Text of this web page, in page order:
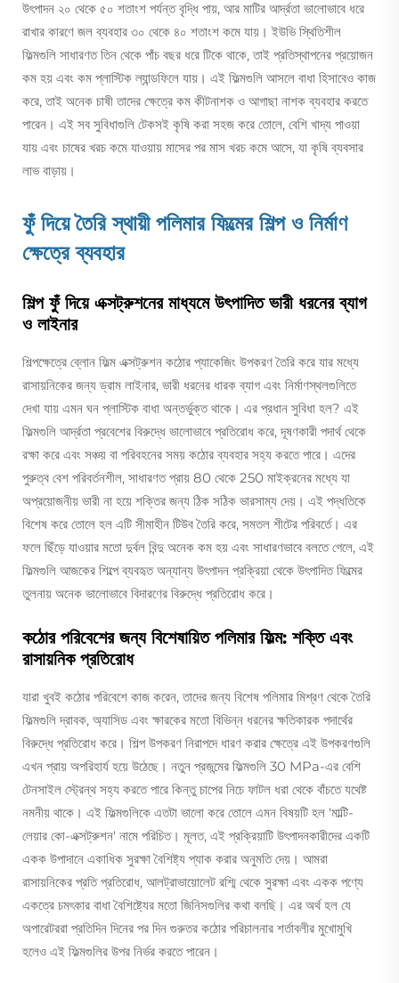
উৎপাদন ২০ থেকে ৫০ শতাংশ পর্যন্ত বৃদ্ধি পায়, আর মাটির আর্দ্রতা ভালোভাবে ধরে
রাখার কারণে জল ব্যবহার ৩০ থেকে ৪০ শতাংশ কমে যায়। ইউভি স্থিতিশীল
ফিল্মগুলি সাধারণত তিন থেকে পাঁচ বছর ধরে টিকে থাকে, তাই প্রতিস্থাপনের প্রয়োজন
কম হয় এবং কম প্লাস্টিক ল্যান্ডফিলে যায়। এই ফিল্মগুলি আসলে বাধা হিসাবেও কাজ
করে, তাই অনেক চাষী তাদের ক্ষেত্রে কম কীটনাশক ও আগাছা নাশক ব্যবহার করতে
পারেন। এই সব সুবিধাগুলি টেকসই কৃষি করা সহজ করে তোলে, বেশি খাদ্য পাওয়া
যায় এবং চাষের খরচ কমে যাওয়ায় মাসের পর মাস খরচ কমে আসে, যা কৃষি ব্যবসার
লাভ বাড়ায়।
ফুঁ দিয়ে তৈরি স্থায়ী পলিমার ফিল্মের শিল্প ও নির্মাণ
ক্ষেত্রে ব্যবহার
শিল্প ফুঁ দিয়ে এক্সট্রুশনের মাধ্যমে উৎপাদিত ভারী ধরনের ব্যাগ
ও লাইনার
শিল্পক্ষেত্রে ব্লোন ফিল্ম এক্সট্রুশন কঠোর প্যাকেজিং উপকরণ তৈরি করে যার মধ্যে
রাসায়নিকের জন্য ড্রাম লাইনার, ভারী ধরনের ধারক ব্যাগ এবং নির্মাণস্থলগুলিতে
দেখা যায় এমন ঘন প্লাস্টিক বাধা অন্তর্ভুক্ত থাকে। এর প্রধান সুবিধা হল? এই
ফিল্মগুলি আর্দ্রতা প্রবেশের বিরুদ্ধে ভালোভাবে প্রতিরোধ করে, দূষণকারী পদার্থ থেকে
রক্ষা করে এবং সঞ্চয় বা পরিবহনের সময় কঠোর ব্যবহার সহ্য করতে পারে। এদের
পুরুত্ব বেশ পরিবর্তনশীল, সাধারণত প্রায় 80 থেকে 250 মাইক্রনের মধ্যে যা
অপ্রয়োজনীয় ভারী না হয়ে শক্তির জন্য ঠিক সঠিক ভারসাম্য দেয়। এই পদ্ধতিকে
বিশেষ করে তোলে হল এটি সীমাহীন টিউব তৈরি করে, সমতল শীটের পরিবর্তে। এর
ফলে ছিঁড়ে যাওয়ার মতো দুর্বল বিন্দু অনেক কম হয় এবং সাধারণভাবে বলতে গেলে, এই
ফিল্মগুলি আজকের শিল্পে ব্যবহৃত অন্যান্য উৎপাদন প্রক্রিয়া থেকে উৎপাদিত ফিল্মের
তুলনায় অনেক ভালোভাবে বিদারণের বিরুদ্ধে প্রতিরোধ করে।
কঠোর পরিবেশের জন্য বিশেষায়িত পলিমার ফিল্ম: শক্তি এবং
রাসায়নিক প্রতিরোধ
যারা খুবই কঠোর পরিবেশে কাজ করেন, তাদের জন্য বিশেষ পলিমার মিশ্রণ থেকে তৈরি
ফিল্মগুলি দ্রাবক, অ্যাসিড এবং ক্ষারকের মতো বিভিন্ন ধরনের ক্ষতিকারক পদার্থের
বিরুদ্ধে প্রতিরোধ করে। শিল্প উপকরণ নিরাপদে ধারণ করার ক্ষেত্রে এই উপকরণগুলি
এখন প্রায় অপরিহার্য হয়ে উঠেছে। নতুন প্রজন্মের ফিল্মগুলি 30 MPa-এর বেশি
টেনসাইল স্ট্রেন্থ সহ্য করতে পারে কিন্তু চাপের নিচে ফাটল ধরা থেকে বাঁচতে যথেষ্ট
নমনীয় থাকে। এই ফিল্মগুলিকে এতটা ভালো করে তোলে এমন বিষয়টি হল 'মাল্টি-
লেয়ার কো-এক্সট্রুশন' নামে পরিচিত। মূলত, এই প্রক্রিয়াটি উৎপাদনকারীদের একটি
একক উপাদানে একাধিক সুরক্ষা বৈশিষ্ট্য প্যাক করার অনুমতি দেয়। আমরা
রাসায়নিকের প্রতি প্রতিরোধ, আলট্রাভায়োলেট রশ্মি থেকে সুরক্ষা এবং একক পণ্যে
একত্রে চমৎকার বাধা বৈশিষ্ট্যের মতো জিনিসগুলির কথা বলছি। এর অর্থ হল যে
অপারেটররা প্রতিদিন দিনের পর দিন গুরুতর কঠোর পরিচালনার শর্তাবলীর মুখোমুখি
হলেও এই ফিল্মগুলির উপর নির্ভর করতে পারেন।